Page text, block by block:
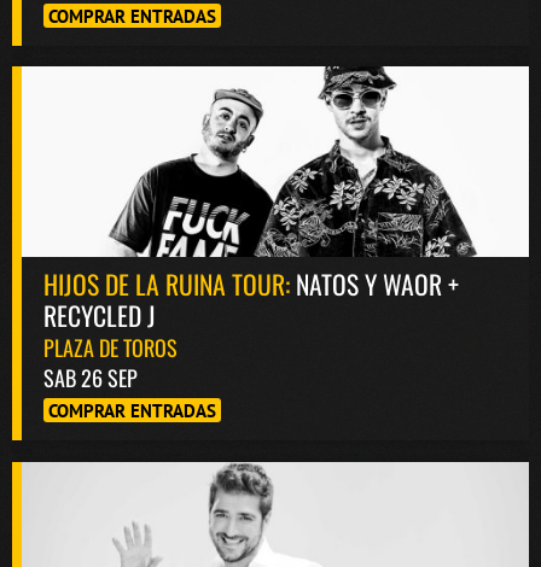
COMPRAR ENTRADAS
HIJOS DE LA RUINA TOUR:NATOS Y WAOR +
RECYCLED J
PLAZA DE TOROS
SAB 26 SEP
COMPRAR ENTRADAS